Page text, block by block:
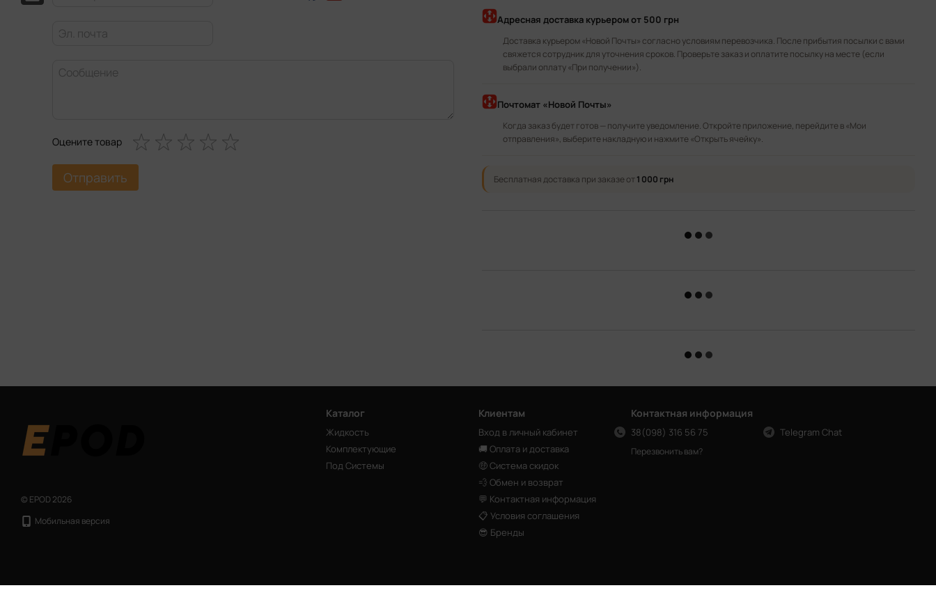
Оцените товар
Отправить
Адресная доставка курьеромот 500 грн
Доставка курьером «Новой Почты» согласно условиям перевозчика. После прибытия посылки с вами
свяжется сотрудник для уточнения сроков. Проверьте заказ и оплатите посылку на месте (если
выбрали оплату «При получении»).
Почтомат «Новой Почты»
Когда заказ будет готов — получите уведомление. Откройте приложение, перейдите в «Мои
отправления», выберите накладную и нажмите «Открыть ячейку».
Бесплатная доставка при заказе от 1 000 грн
© EPOD 2026
Мобильная версия
Каталог
Жидкость
Комплектующие
Под Системы
Клиентам
Вход в личный кабинет
🚚 Оплата и доставка
🤑 Система скидок
💨 Обмен и возврат
💬 Контактная информация
📋 Условия соглашения
😎 Бренды
Контактная информация
38(098) 316 56 75
Перезвонить вам?
Telegram Chat